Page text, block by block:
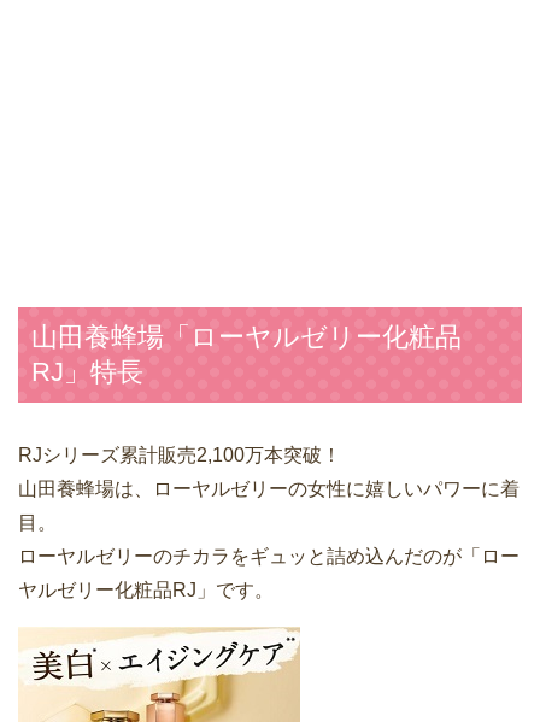
山田養蜂場「ローヤルゼリー化粧品
RJ」特長
RJシリーズ累計販売2,100万本突破！
山田養蜂場は、ローヤルゼリーの女性に嬉しいパワーに着
目。
ローヤルゼリーのチカラをギュッと詰め込んだのが「ロー
ヤルゼリー化粧品RJ」です。